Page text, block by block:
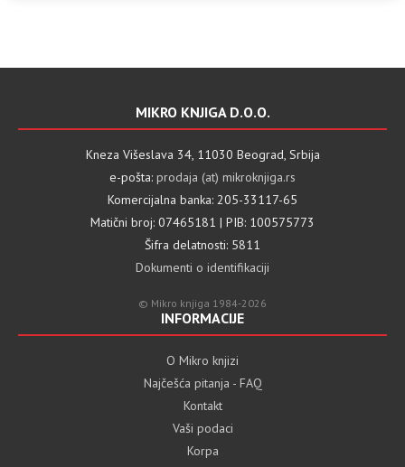
MIKRO KNJIGA D.O.O.
Kneza Višeslava 34, 11030 Beograd, Srbija
e-pošta: prodaja (at) mikroknjiga.rs
Komercijalna banka: 205-33117-65
Matični broj: 07465181 | PIB: 100575773
Šifra delatnosti: 5811
Dokumenti o identifikaciji
© Mikro knjiga 1984-2026
INFORMACIJE
O Mikro knjizi
Najčešća pitanja - FAQ
Kontakt
Vaši podaci
Korpa